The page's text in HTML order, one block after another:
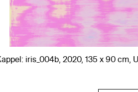
iris_004b, 2020, 135 x 90 cm,